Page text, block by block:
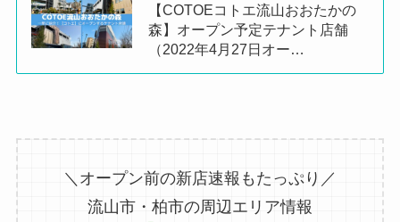
【COTOEコトエ流山おおたかの
森】オープン予定テナント店舗
（2022年4月27日オー…
＼オープン前の新店速報もたっぷり／
流山市・柏市の周辺エリア情報